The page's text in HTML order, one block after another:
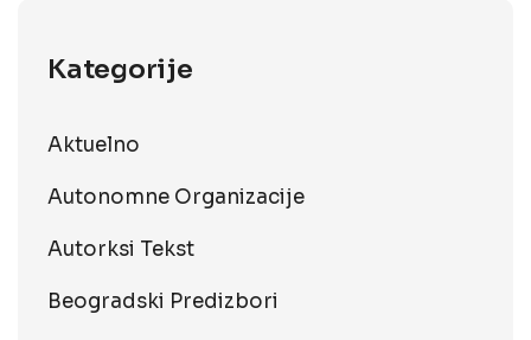
Kategorije
Aktuelno
Autonomne Organizacije
Autorksi Tekst
Beogradski Predizbori